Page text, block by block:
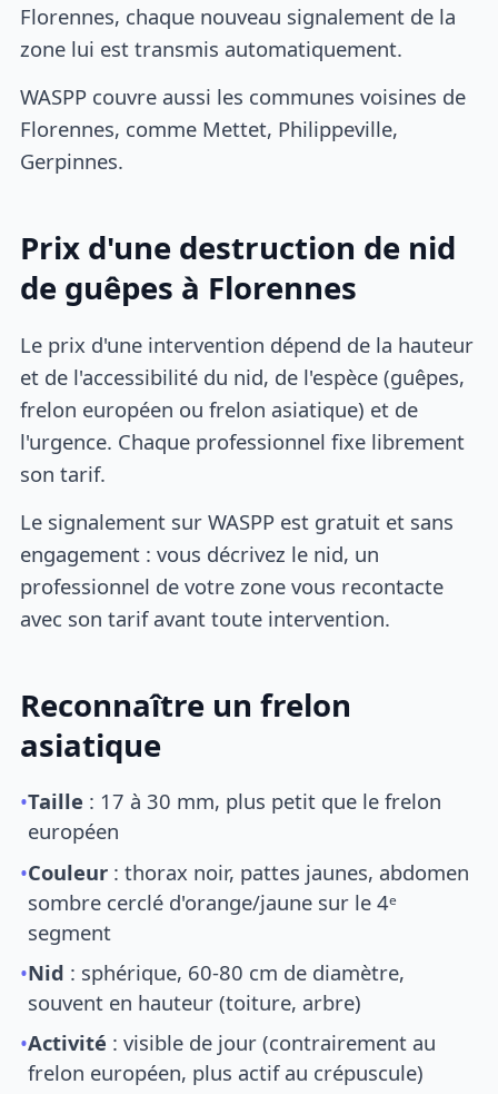
Florennes, chaque nouveau signalement de la
zone lui est transmis automatiquement.
WASPP couvre aussi les communes voisines de
Florennes, comme Mettet, Philippeville,
Gerpinnes.
Prix d'une destruction de nid
de guêpes à Florennes
Le prix d'une intervention dépend de la hauteur
et de l'accessibilité du nid, de l'espèce (guêpes,
frelon européen ou frelon asiatique) et de
l'urgence. Chaque professionnel fixe librement
son tarif.
Le signalement sur WASPP est gratuit et sans
engagement : vous décrivez le nid, un
professionnel de votre zone vous recontacte
avec son tarif avant toute intervention.
Reconnaître un frelon
asiatique
•Taille : 17 à 30 mm, plus petit que le frelon
européen
•Couleur : thorax noir, pattes jaunes, abdomen
sombre cerclé d'orange/jaune sur le 4ᵉ
segment
•Nid : sphérique, 60-80 cm de diamètre,
souvent en hauteur (toiture, arbre)
•Activité : visible de jour (contrairement au
frelon européen, plus actif au crépuscule)